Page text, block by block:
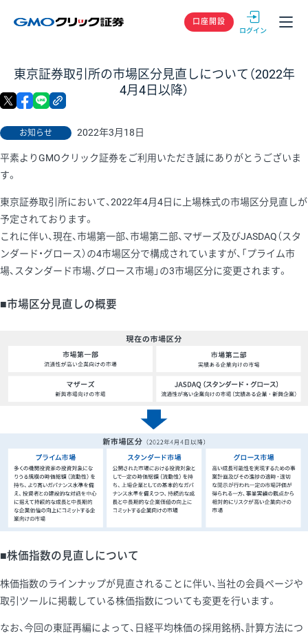
GMOクリック
口座開設
東京証券取引所の市場区分見直しについて（2022年
4月4日以降）
お知らせ 2022年3月18日
X facebook
平素よりGMOクリック証券をご利用いただき誠にありがとうございま
す。
東京証券取引所において、2022年4月4日に上場株式の市場区分見直しが
予定されております。
これに伴い、現在、市場第一部、市場第二部、マザーズ及びJASDAQ（スタ
ンダード・グロース）の4市場区分で構成されていますが、「プライム市
場、スタンダード市場、グロース市場」の3市場区分に変更されます。
■市場区分見直しの概要
■株価指数の見直しについて
株価指数のラインナップが見直されることに伴い、当社の会員ページや
取引ツールに掲載している株価指数についても変更を行います。
なお、今回の東証再編によって、日経平均株価の採用銘柄、計算方法につ